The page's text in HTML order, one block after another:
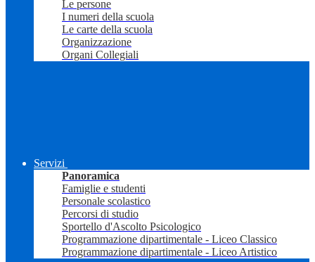
Le persone
I numeri della scuola
Le carte della scuola
Organizzazione
Organi Collegiali
Servizi
Panoramica
Famiglie e studenti
Personale scolastico
Percorsi di studio
Sportello d'Ascolto Psicologico
Programmazione dipartimentale - Liceo Classico
Programmazione dipartimentale - Liceo Artistico